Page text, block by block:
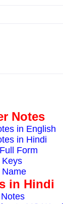
Notes
in English
in Hindi
Form
Keys
Name
in Hindi